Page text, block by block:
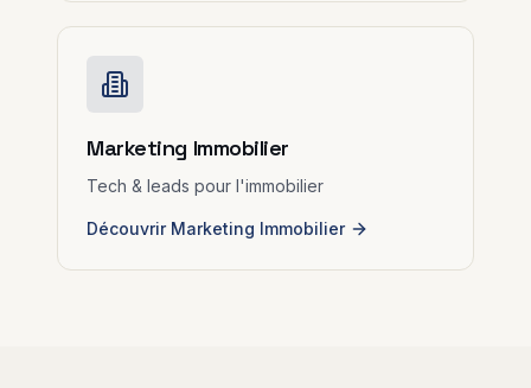
Marketing Immobilier
Tech & leads pour l'immobilier
Découvrir Marketing Immobilier